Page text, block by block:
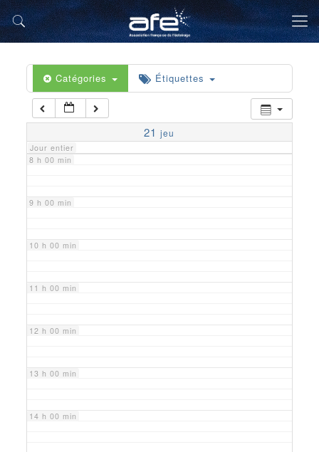
Catégories Étiquettes
21 jeu
Jour entier
5 h 00 min
6 h 00 min
7 h 00 min
8 h 00 min
9 h 00 min
10 h 00 min
11 h 00 min
12 h 00 min
13 h 00 min
14 h 00 min